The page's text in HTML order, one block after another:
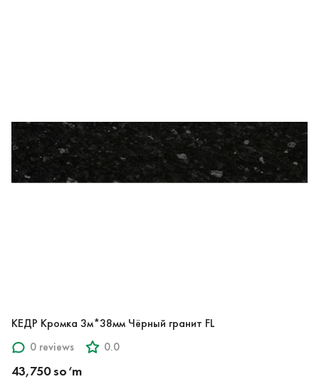
КЕДР Кромка 3м*38мм Чёрный гранит FL
0 reviews
0.0
43,750 so‘m